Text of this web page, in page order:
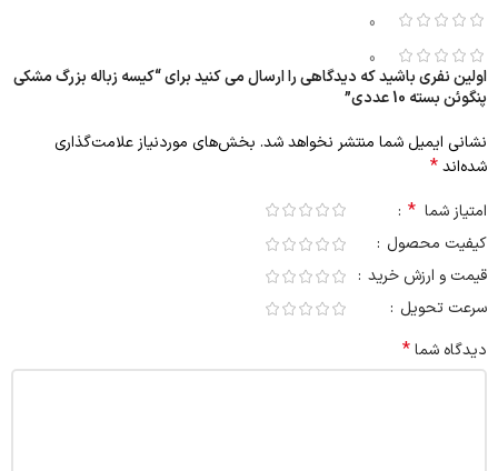
0
0
اولین نفری باشید که دیدگاهی را ارسال می کنید برای “کیسه زباله بزرگ مشکی
پنگوئن بسته 10 عددی”
نشانی ایمیل شما منتشر نخواهد شد. بخش‌های موردنیاز علامت‌گذاری
شده‌اند*
امتیاز شما *
کیفیت محصول
قیمت و ارزش خرید
سرعت تحویل
دیدگاه شما*